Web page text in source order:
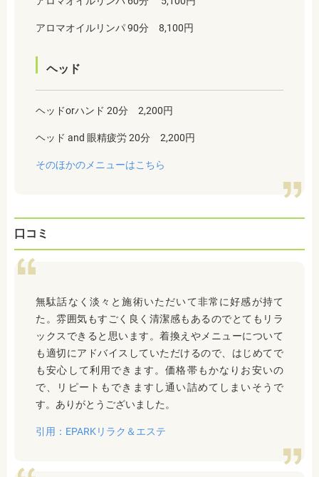
アロマオイルリンパ 90分 8,100円
ヘッド
ヘッドorハンド 20分 2,200円
ヘッド and 眼精疲労 20分 2,200円
そのほかのメニューはこちら
口コミ
無駄話なく淡々と施術いただいて非常に好感が持て
た。雰囲気もすごく良く清潔感もあるのでとてもリラ
ックスできると思います。着換えやメニューについて
も適切にアドバイスしていただけるので、はじめてで
も安心して利用できます。価格帯もかなりお安いの
で、リピートもできますし通い詰めてしまいそうで
す。ありがとうございました。
引用：EPARKリラク＆エステ